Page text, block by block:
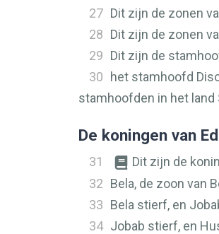
27 Dit zijn de zonen
28 Dit zijn de zonen
29 Dit zijn de
30
het stamhoofd
stamhoofden in het land
De koningen van
31
Dit zijn de
32 Bela, de zoon van
33 Bela stierf, en
34 Jobab stierf, en